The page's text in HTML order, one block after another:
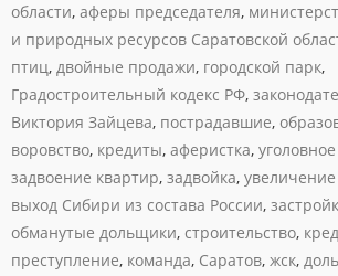
области, аферы председателя,
и природных ресурсов Саратовской
птиц, двойные продажи, городской парк,
Градостроительный кодекс РФ,
Виктория Зайцева, пострадавшие,
воровство, кредиты, аферистка,
задвоение квартир, задвойка,
выход Сибири из состава России,
обманутые дольщики, строительство,
преступление, команда, Саратов, жск,